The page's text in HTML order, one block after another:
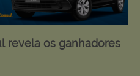
revela os ganhadores